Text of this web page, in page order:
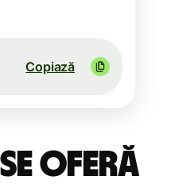
Copiază
oferă